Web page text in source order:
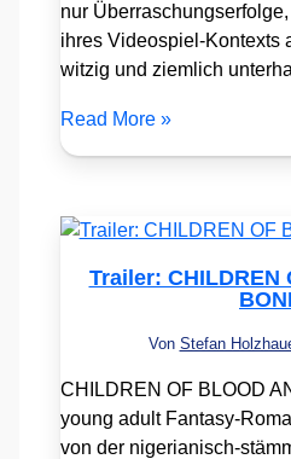
nur
ihres Videospiel-Kontexts
witzig und ziemlich
Read More »
Trailer: CHILDREN
Von Stefan
CHILDREN OF BLOOD
young adult Fantasy-
von der nigerianisch-